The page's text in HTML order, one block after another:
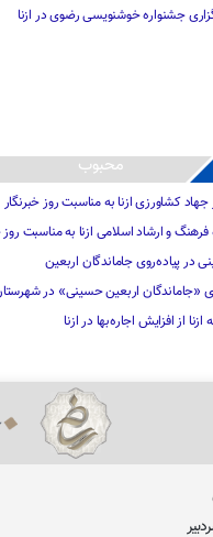
جشنواره خوشنویسی رضوی در ازنا
محبوب
جهاد کشاورزی ازنا به مناسبت روز خبرنگار
فرهنگ و ارشاد اسلامی ازنا به مناسبت روز
در پیاده‌روی جاماندگان اربعین
«جاماندگان اربعین حسینی» در
از افزایش اجاره‌بها در ازنا